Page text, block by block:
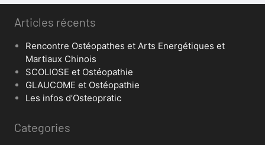
Articles récents
Rencontre Ostéopathes et Arts Energétiques et
Martiaux Chinois
SCOLIOSE et Ostéopathie
GLAUCOME et Ostéopathie
Les infos d’Osteopratic
Categories